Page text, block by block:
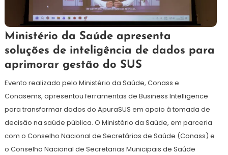
12
maio
de
Maurilio
Ministério da Saúde apresenta
soluções de inteligência de dados para
aprimorar gestão do SUS
Evento realizado pelo Ministério da Saúde, Conass e
Conasems, apresentou ferramentas de Business Intelligence
para transformar dados do ApuraSUS em apoio à tomada de
decisão na saúde pública. O Ministério da Saúde, em parceria
com o Conselho Nacional de Secretários de Saúde (Conass) e
o Conselho Nacional de Secretarias Municipais de Saúde